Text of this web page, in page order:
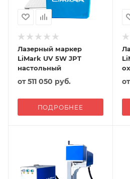
Лазерный маркер
LiMark UV 5W JPT
настольный
от511 050 руб.
ПОДРОБНЕЕ
от